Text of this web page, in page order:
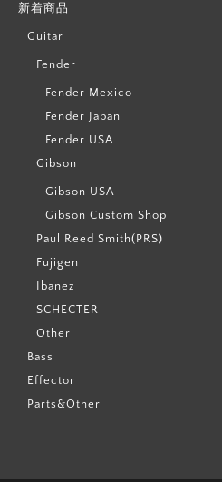
新着商品
Guitar
Fender
Fender Mexico
Fender Japan
Fender USA
Gibson
Gibson USA
Gibson Custom Shop
Paul Reed Smith(PRS)
Fujigen
Ibanez
SCHECTER
Other
Bass
Effector
Parts&Other